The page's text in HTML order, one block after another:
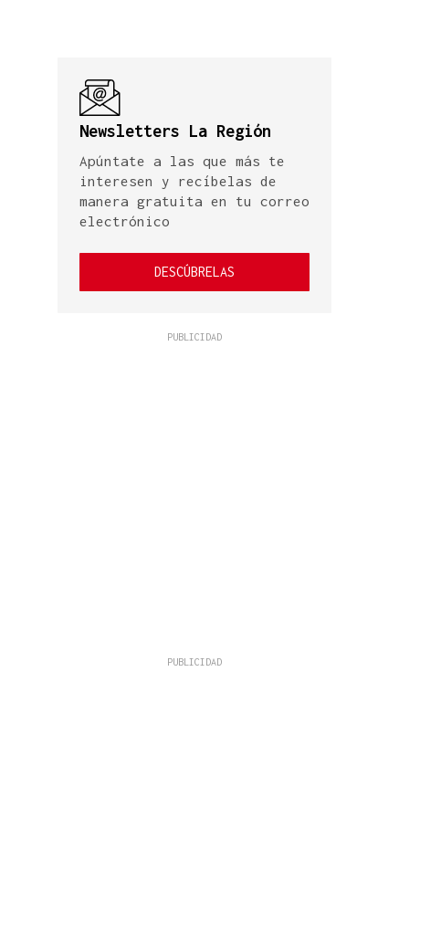
Newsletters La Región
Apúntate a las que más te
interesen y recíbelas de
manera gratuita en tu correo
electrónico
DESCÚBRELAS